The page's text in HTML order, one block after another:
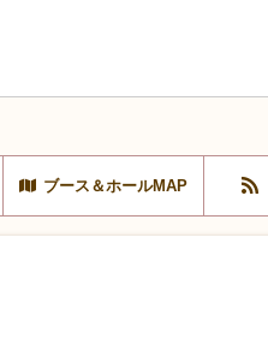
ブース＆ホールMAP